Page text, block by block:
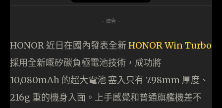
- 廣告 -
HONOR 近日在國內發表全新HONOR Win Turbo
採用全新嘅矽碳負極電池技術，成功將
10,080mAh 的超大電池 塞入只有 7.98mm 厚度、
216g 重的機身入面。上手感覺和普通旗艦機差不